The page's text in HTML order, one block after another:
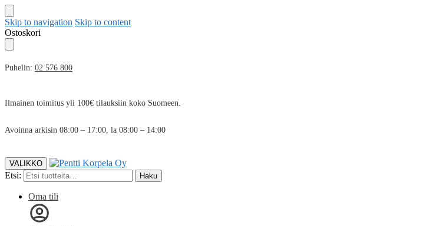
Skip to navigation Skip to content
Ostoskori
Puhelin: 02 576 800
Ilmainen toimitus yli 100€ tilauksiin koko Suomeen.
Avoinna arkisin 08:00 – 17:00, la 08:00 – 14:00
VALIKKO
Etsi: Haku
Oma tili